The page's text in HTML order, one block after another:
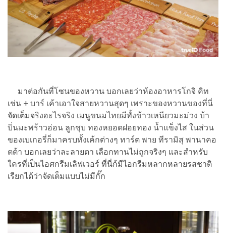
มาต่อกันที่โซนของหวาน บอกเลยว่าห้องอาหารโกจิ คิท
เช่น + บาร์ เค้าเอาใจสายหวานสุดๆ เพราะของหวานของที่นี่
จัดเต็มจริงอะไรจริง เมนูขนมไทยมีทั้งข้าวเหนียวมะม่วง บ้า
บิ่นมะพร้าวอ่อน ลูกชุบ ทองหยอดฝอยทอง น้ำแข็งไส ในส่วน
ของเบเกอรี่ก็มาครบทั้งเค้กต่างๆ ทาร์ต พาย ทีรามิสุ พานาคอ
ตต้า บอกเลยว่าละลายตา เลือกทานไม่ถูกจริงๆ และสำหรับ
ใครที่เป็นไอศกรีมเลิฟเวอร์ ที่นี่ก้มีไอกรีมหลากหลายรสชาติ
เรียกได้ว่าจัดเต็มแบบไม่มีกั๊ก